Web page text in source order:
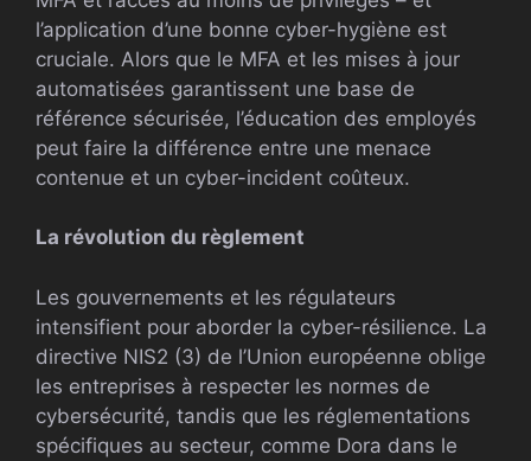
l’application d’une bonne cyber-hygiène est
cruciale. Alors que le MFA et les mises à jour
automatisées garantissent une base de
référence sécurisée, l’éducation des employés
peut faire la différence entre une menace
contenue et un cyber-incident coûteux.
La révolution du règlement
Les gouvernements et les régulateurs
intensifient pour aborder la cyber-résilience. La
directive NIS2 (3) de l’Union européenne oblige
les entreprises à respecter les normes de
cybersécurité, tandis que les réglementations
spécifiques au secteur, comme Dora dans le